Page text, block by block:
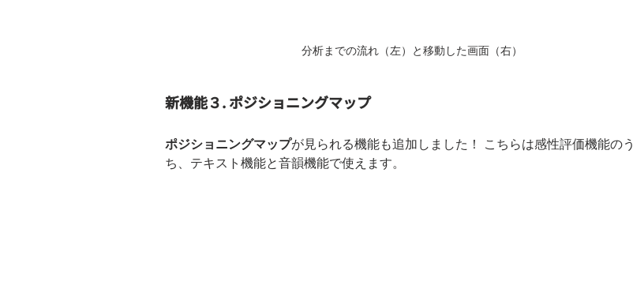
分析までの流れ（左）と移動した画面（右）
新機能３. ポジショニングマップ
ポジショニングマップが見られる機能も追加しました！ こちらは感性評価機能のう
ち、テキスト機能と音韻機能で使えます。